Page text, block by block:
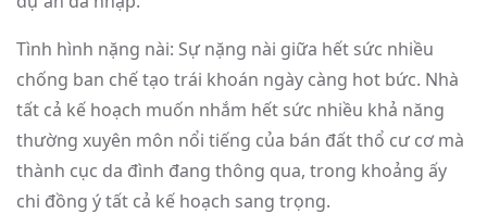
Tình hình nặng nài: Sự nặng nài giữa hết sức nhiều
chống ban chế tạo trái khoán ngày càng hot bức. Nhà
tất cả kế hoạch muốn nhắm hết sức nhiều khả năng
thường xuyên môn nổi tiếng của bán đất thổ cư cơ mà
thành cục da đình đang thông qua, trong khoảng ấy
chi đồng ý tất cả kế hoạch sang trọng.